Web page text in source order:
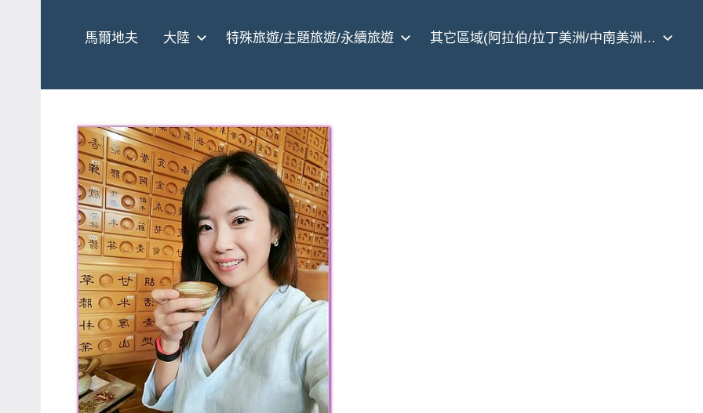
娃
JEFFIA
FANG
團、
主
題
旅
遊、
達
人
帶
路、
旅
遊
節
目
馬爾地夫 大陸 特殊旅遊/主題旅遊/永續旅遊 其它區域(阿拉伯/拉丁美洲/中南美洲…